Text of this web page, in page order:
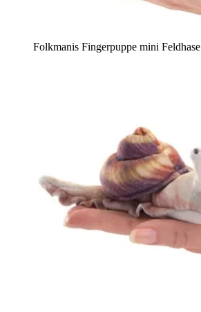
Folkmanis Fingerpuppe mini Feldhase